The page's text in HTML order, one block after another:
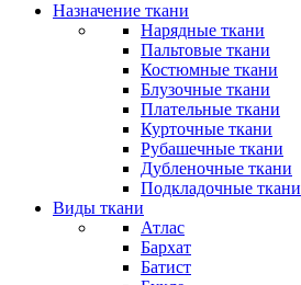
Назначение ткани
Нарядные ткани
Пальтовые ткани
Костюмные ткани
Блузочные ткани
Плательные ткани
Курточные ткани
Рубашечные ткани
Дубленочные ткани
Подкладочные ткани
Виды ткани
Атлас
Бархат
Батист